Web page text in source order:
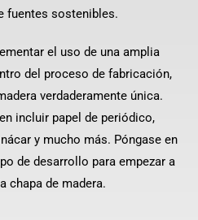
fuentes sostenibles.
el uso de una amplia
del proceso de fabricación,
verdaderamente única.
incluir papel de periódico,
y mucho más. Póngase en
de desarrollo para empezar a
chapa de madera.